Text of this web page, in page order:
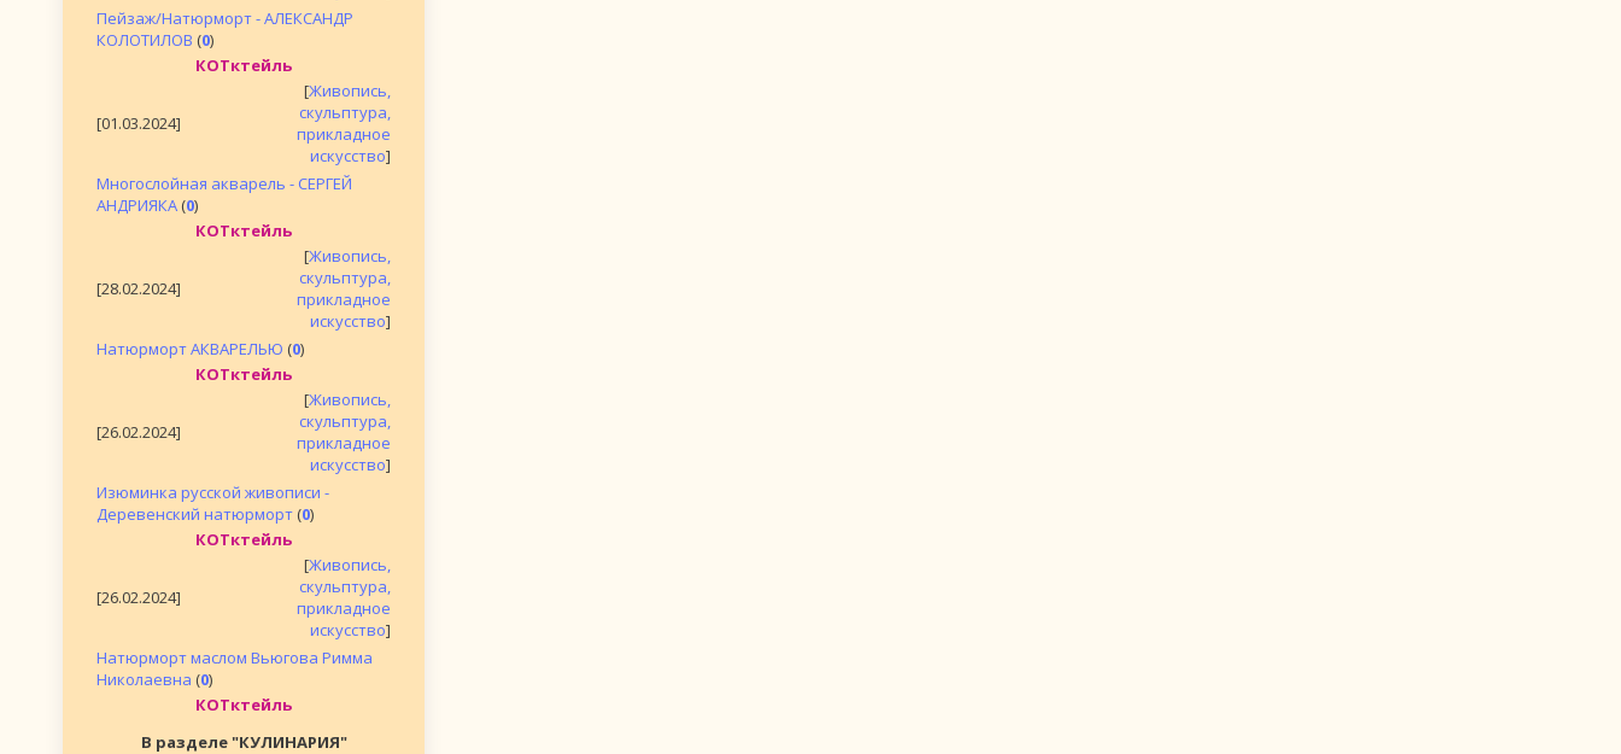
Пейзаж/Натюрморт - АЛЕКСАНДР
КОЛОТИЛОВ (0)
КОТктейль
[01.03.2024]
[Живопись,
скульптура,
прикладное
искусство]
Многослойная акварель - СЕРГЕЙ
АНДРИЯКА (0)
КОТктейль
[28.02.2024]
[Живопись,
скульптура,
прикладное
искусство]
Натюрморт АКВАРЕЛЬЮ (0)
КОТктейль
[26.02.2024]
[Живопись,
скульптура,
прикладное
искусство]
Изюминка русской живописи -
Деревенский натюрморт (0)
КОТктейль
[26.02.2024]
[Живопись,
скульптура,
прикладное
искусство]
Натюрморт маслом Вьюгова Римма
Николаевна (0)
КОТктейль
В разделе "КУЛИНАРИЯ"